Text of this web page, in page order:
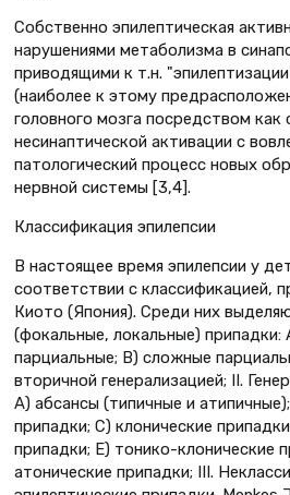
Собственно эпилептическая
нарушениями метаболизма в
приводящими к т.н.
(наиболее к этому
головного мозга посредством как
несинаптической активации с
патологический процесс новых
нервной системы [3,4].
Классификация эпилепсии
В настоящее время эпилепсии у
соответствии с классификацией,
Киото (Япония). Среди них
(фокальные, локальные) припадки:
парциальные; В) сложные
вторичной генерализацией; II.
А) абсансы (типичные и
припадки; С) клонические
припадки; E) тонико-клонические
атонические припадки; III.